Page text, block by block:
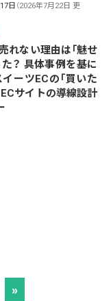
日 （2026年7月22日 更
売れない理由は「魅せ
た？ 具体事例を基に
イーツECの「買いた
ECサイトの導線設計
»